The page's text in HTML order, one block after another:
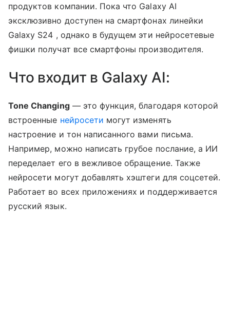
продуктов компании. Пока что Galaxy AI
эксклюзивно доступен на смартфонах линейки
Galaxy S24 , однако в будущем эти нейросетевые
фишки получат все смартфоны производителя.
Что входит в Galaxy AI:
Tone Changing— это функция, благодаря которой
встроенные нейросети могут изменять
настроение и тон написанного вами письма.
Например, можно написать грубое послание, а ИИ
переделает его в вежливое обращение. Также
нейросети могут добавлять хэштеги для соцсетей.
Работает во всех приложениях и поддерживается
русский язык.